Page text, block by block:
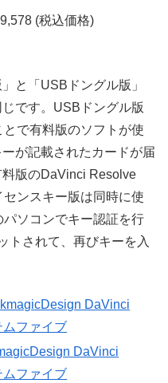
(税込価格)
と「USBドングル版」
です。USBドングル版
で有料版のソフトが使
が記載されたカードが届
版のDaVinci Resolve
ンスキー版は同時に使
ソコンでキー認証を行
トされて、再びキーを入
DaVinci
ムファイブ
DaVinci
ムファイブ